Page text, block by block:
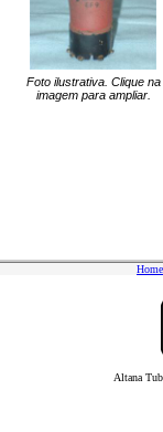
Foto ilustrativa. Clique na
imagem para ampliar.
Home
Altana